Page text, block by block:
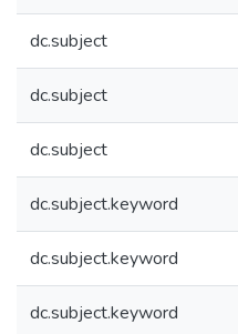
dc.subject
dc.subject
dc.subject
dc.subject.keyword
dc.subject.keyword
dc.subject.keyword